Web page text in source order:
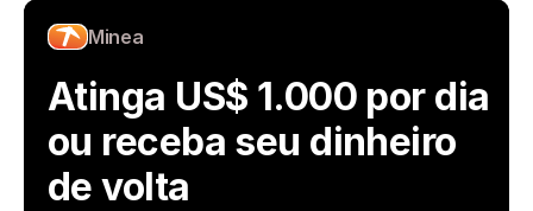
Minea
Atinga US$ 1.000 por dia
ou receba seu dinheiro
de volta